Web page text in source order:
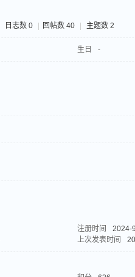
日志数 0 回帖数 40 主题数 2
生日 -
注册时间
2024-
上次发表时间